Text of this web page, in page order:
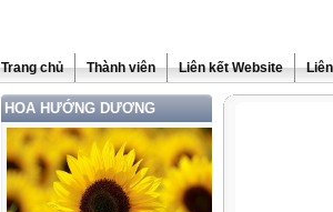
Trang chủ Thành viên Liên kết Website
HOA HƯỚNG DƯƠNG